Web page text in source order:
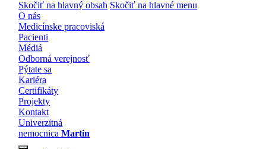
Skočiť na hlavný obsah Skočiť na hlavné menu
O nás
Medicínske pracoviská
Pacienti
Médiá
Odborná verejnosť
Pýtate sa
Kariéra
Certifikáty
Projekty
Kontakt
Univerzitná
nemocnicaMartin